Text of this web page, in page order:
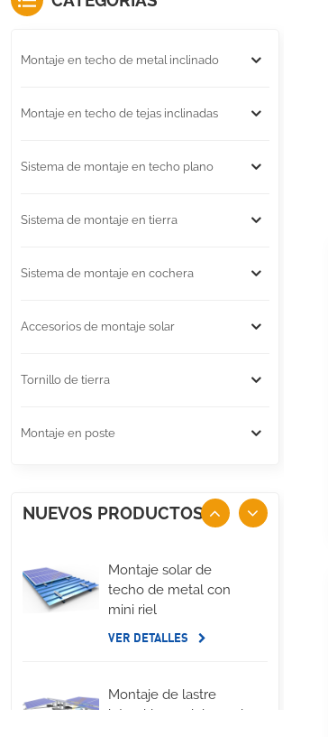
Montaje en techo de metal inclinado
Montaje en techo de tejas inclinadas
Sistema de montaje en techo plano
Sistema de montaje en tierra
Sistema de montaje en cochera
Accesorios de montaje solar
Tornillo de tierra
Montaje en poste
NUEVOS PRODUCTOS
Montaje solar de
techo de metal con
mini riel
VER DETALLES
Montaje de lastre
lateral largo del panel